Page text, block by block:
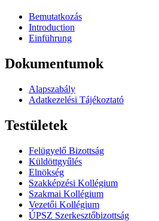
Bemutatkozás
Introduction
Einführung
Dokumentumok
Alapszabály
Adatkezelési Tájékoztató
Testületek
Felügyelő Bizottság
Küldöttgyűlés
Elnökség
Szakképzési Kollégium
Szakmai Kollégium
Vezetői Kollégium
ÚPSZ Szerkesztőbizottság